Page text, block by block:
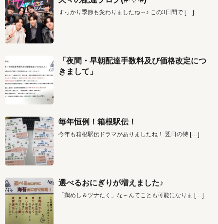
すっかり季節も変わりましたね～♪ この3日間で […]
「夜間・早朝配達手数料及び価格改定につ
きまして」
毎年恒例！箱根駅伝！
今年も箱根駅伝ドラマがありましたね！ 翌日の特 […]
選べるおにぎりが増えました♪
「鶏めし＆ツナたく」な～んてことも可能になりま […]